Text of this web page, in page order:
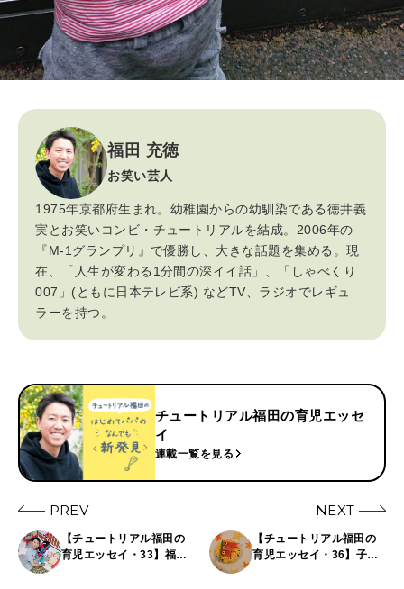
福田 充徳
お笑い芸人
1975年京都府生まれ。幼稚園からの幼馴染である徳井義
実とお笑いコンビ・チュートリアルを結成。2006年の
『M-1グランプリ』で優勝し、大きな話題を集める。現
在、「人生が変わる1分間の深イイ話」、「しゃべくり
007」(ともに日本テレビ系) などTV、ラジオでレギュ
ラーを持つ。
チュートリアル福田の育児エッセ
イ
連載一覧を見る
PREV
【チュートリアル福田の
育児エッセイ・33】福
NEXT
【チュートリアル福田の
育児エッセイ・36】子育